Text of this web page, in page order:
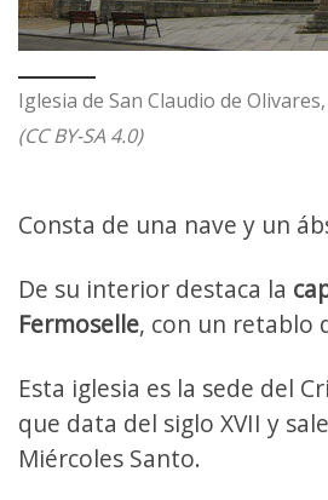
Iglesia de San Claudio de
(CC BY-SA 4.0)
Consta de una nave y un
De su interior destaca la
Fermoselle, con un retablo
Esta iglesia es la sede del
que data del siglo XVII y
Miércoles Santo.